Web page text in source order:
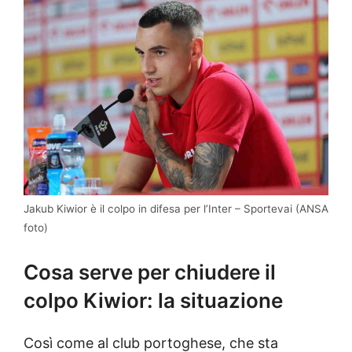
Jakub Kiwior è il colpo in difesa per l’Inter – Sportevai (ANSA
foto)
Cosa serve per chiudere il
colpo Kiwior: la situazione
Così come al club portoghese, che sta